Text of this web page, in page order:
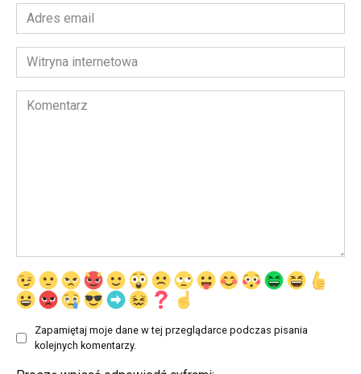
Adres
email
*Witryna
internetowa
Komentarz
Zapamiętaj moje dane w tej przeglądarce podczas pisania
kolejnych komentarzy.